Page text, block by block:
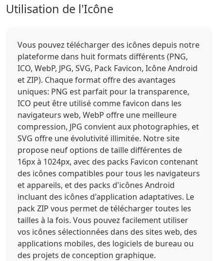
Utilisation de l'Icône
Vous pouvez télécharger des icônes depuis notre
plateforme dans huit formats différents (PNG,
ICO, WebP, JPG, SVG, Pack Favicon, Icône Android
et ZIP). Chaque format offre des avantages
uniques: PNG est parfait pour la transparence,
ICO peut être utilisé comme favicon dans les
navigateurs web, WebP offre une meilleure
compression, JPG convient aux photographies, et
SVG offre une évolutivité illimitée. Notre site
propose neuf options de taille différentes de
16px à 1024px, avec des packs Favicon contenant
des icônes compatibles pour tous les navigateurs
et appareils, et des packs d'icônes Android
incluant des icônes d'application adaptatives. Le
pack ZIP vous permet de télécharger toutes les
tailles à la fois. Vous pouvez facilement utiliser
vos icônes sélectionnées dans des sites web, des
applications mobiles, des logiciels de bureau ou
des projets de conception graphique.